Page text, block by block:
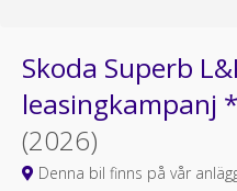
Skoda Superb
leasingkampanj
(2026)
Denna bil finns på vår